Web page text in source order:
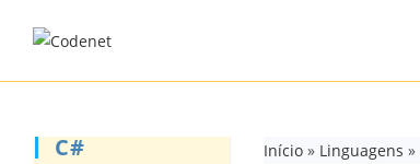
Início» Linguagens »
C#